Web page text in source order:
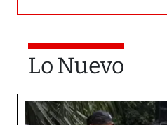
Lo Nuevo